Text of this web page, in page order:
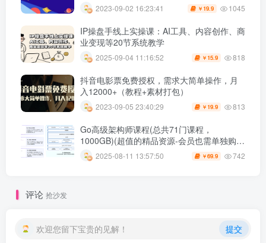
2023-09-02 16:23:41 ￥ 19.9 1045
IP操盘手线上实操课：AI工具、内容创作、商
业变现等20节系统教学
2025-09-04 11:16:52 ￥ 15.9 818
抖音电影票免费授权，需求大简单操作，月
入12000+（教程+素材打包）
2023-09-05 23:40:29 ￥ 19.9 813
Go高级架构师课程(总共71门课程，
1000GB)(超值的精品资源-会员也需单独购买
哦)
2025-08-11 13:57:50 ￥69.9 742
评论 抢沙发
欢迎您留下宝贵的见解！ 提交